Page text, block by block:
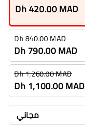
Dh 420.00 MAD
Dh 840.00 MAD
Dh 790.00 MAD
Dh 1,260.00 MAD
Dh 1,100.00 MAD
مجاني